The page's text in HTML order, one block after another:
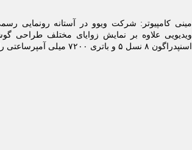
اسنپدراگون ۸ نسل ۵ و باتری ۷۲۰۰ میلی آمپرساعتی را بطور رسمی تایید نمود.